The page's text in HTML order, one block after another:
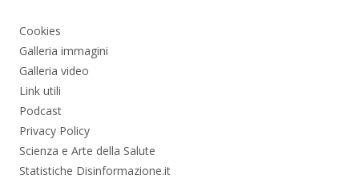
Cookies
Galleria immagini
Galleria video
Link utili
Podcast
Privacy Policy
Scienza e Arte della Salute
Statistiche Disinformazione.it